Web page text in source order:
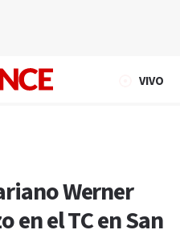
VIVO
Werner
el TC en San